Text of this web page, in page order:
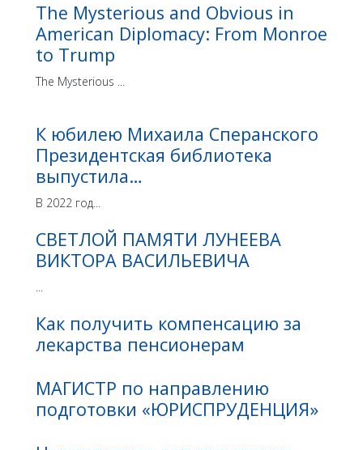
The Mysterious and Obvious in
American Diplomacy: From Monroe
to Trump
The Mysterious ...
К юбилею Михаила Сперанского
Президентская библиотека
выпустила…
В 2022 год...
СВЕТЛОЙ ПАМЯТИ ЛУНЕЕВА
ВИКТОРА ВАСИЛЬЕВИЧА
...
Как получить компенсацию за
лекарства пенсионерам
МАГИСТР по направлению
подготовки «ЮРИСПРУДЕНЦИЯ»